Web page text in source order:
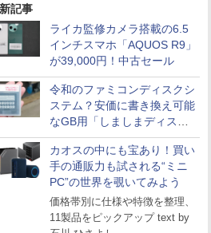
記事
ライカ監修カメラ搭載の6.5
インチスマホ「AQUOS R9」
が39,000円！中古セール
令和のファミコンディスクシ
ステム？安価に書き換え可能
なGB用「しましまディスク
システム」
カオスの中にも宝あり！買い
手の通販力も試される“ミニ
PC”の世界を覗いてみよう
価格帯別に仕様や特徴を整理、
11製品をピックアップ text by